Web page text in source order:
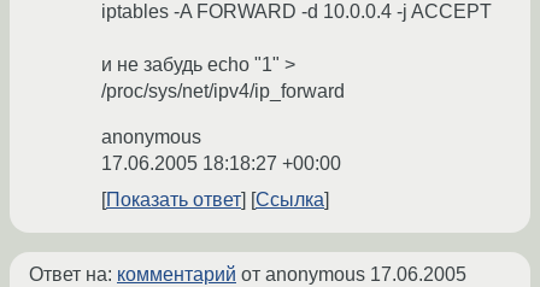
iptables -A FORWARD -d 10.0.0.4 -j ACCEPT
и не забудь echo "1" >
/proc/sys/net/ipv4/ip_forward
anonymous
17.06.2005 18:18:27 +00:00
Показать ответ
Ссылка
Ответ на: комментарий от anonymous 17.06.2005